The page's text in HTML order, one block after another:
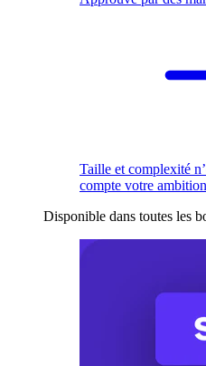
Taille et complexité
compte votre
Disponible dans toutes les